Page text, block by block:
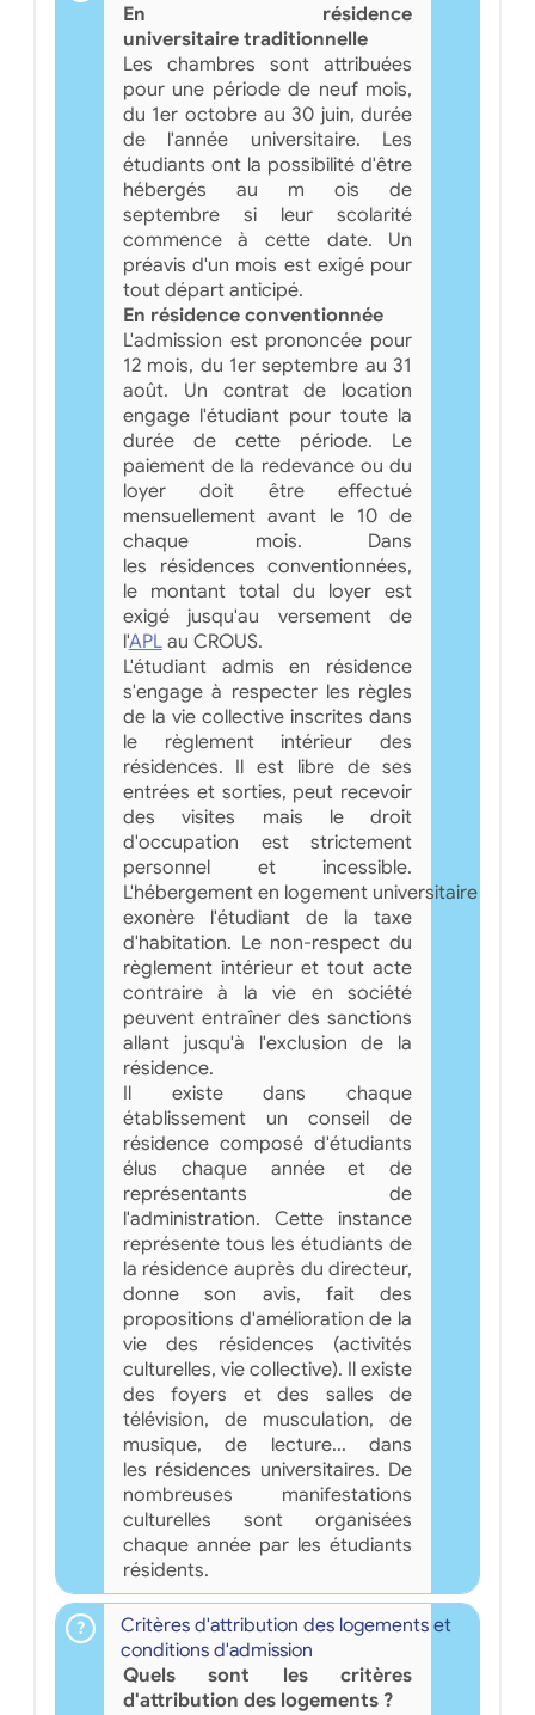
En résidence
universitaire traditionnelle
Les chambres sont attribuées
pour une période de neuf mois,
du 1er octobre au 30 juin, durée
de l'année universitaire. Les
étudiants ont la possibilité d'être
hébergés au m ois de
septembre si leur scolarité
commence à cette date. Un
préavis d'un mois est exigé pour
tout départ anticipé.
En résidence conventionnée
L'admission est prononcée pour
12 mois, du 1er septembre au 31
août. Un contrat de location
engage l'étudiant pour toute la
durée de cette période. Le
paiement de la redevance ou du
loyer doit être effectué
mensuellement avant le 10 de
chaque mois. Dans
les résidences conventionnées,
le montant total du loyer est
exigé jusqu'au versement de
l'APLau CROUS.
L'étudiant admis en résidence
s'engage à respecter les règles
de la vie collective inscrites dans
le règlement intérieur des
résidences. Il est libre de ses
entrées et sorties, peut recevoir
des visites mais le droit
d'occupation est strictement
personnel et incessible.
L'hébergement en logement universitaire
exonère l'étudiant de la taxe
d'habitation. Le non-respect du
règlement intérieur et tout acte
contraire à la vie en société
peuvent entraîner des sanctions
allant jusqu'à l'exclusion de la
résidence.
Il existe dans chaque
établissement un conseil de
résidence composé d'étudiants
élus chaque année et de
représentants de
l'administration. Cette instance
représente tous les étudiants de
la résidence auprès du directeur,
donne son avis, fait des
propositions d'amélioration de la
vie des résidences (activités
culturelles, vie collective). Il existe
des foyers et des salles de
télévision, de musculation, de
musique, de lecture... dans
les résidences universitaires. De
nombreuses manifestations
culturelles sont organisées
chaque année par les étudiants
résidents.
Critères d'attribution des logements et
conditions d'admission
Quels sont les critères
d'attribution des logements ?